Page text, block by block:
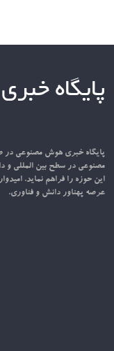
پایگاه
پایگاه خبری هوش مصنوعی در
مصنوعی در سطح بین المللی و
این حوزه را فراهم نماید.
عرصه پهناور دانش و فناوری.